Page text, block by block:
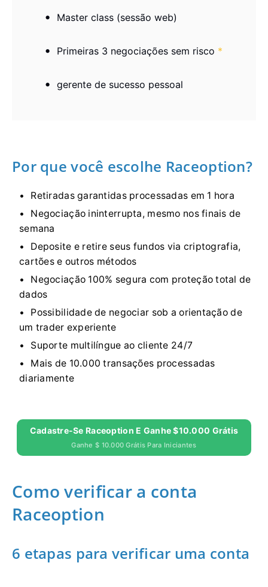
Master class (sessão web)
Primeiras 3 negociações sem risco *
gerente de sucesso pessoal
Por que você escolhe Raceoption?
Retiradas garantidas processadas em 1 hora
Negociação ininterrupta, mesmo nos finais de
semana
Deposite e retire seus fundos via criptografia,
cartões e outros métodos
Negociação 100% segura com proteção total de
dados
Possibilidade de negociar sob a orientação de
um trader experiente
Suporte multilíngue ao cliente 24/7
Mais de 10.000 transações processadas
diariamente
Cadastre-Se Raceoption E Ganhe $10.000 Grátis
Ganhe $ 10.000 Grátis Para Iniciantes
Como verificar a conta
Raceoption
6 etapas para verificar uma conta